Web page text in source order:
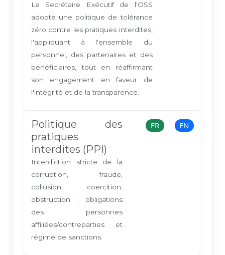
Le Secrétaire Exécutif de l'OSS
adopte une politique de tolérance
zéro contre les pratiques interdites,
l'appliquant à l'ensemble du
personnel, des partenaires et des
bénéficiaires, tout en réaffirmant
son engagement en faveur de
l'intégrité et de la transparence.
Politique des
pratiques
interdites (PPI)
Interdiction stricte de la
corruption, fraude,
collusion, coercition,
obstruction ; obligations
des personnes
affiliées/contreparties et
régime de sanctions.
FR EN